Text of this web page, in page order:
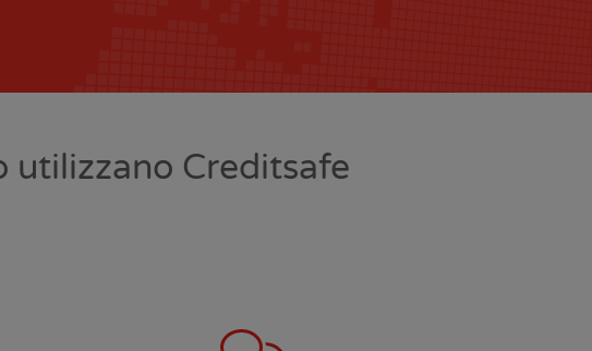
Creditsafe